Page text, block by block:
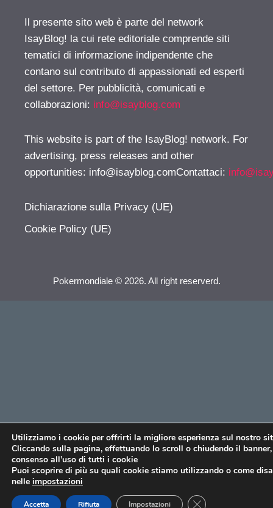
Il presente sito web è parte del network
IsayBlog! la cui rete editoriale comprende siti
tematici di informazione indipendente che
contano sul contributo di appassionati ed esperti
del settore. Per pubblicità, comunicati e
collaborazioni: info@isayblog.com
This website is part of the IsayBlog! network. For
advertising, press releases and other
opportunities: info@isayblog.comContattaci:
Dichiarazione sulla Privacy (UE)
Cookie Policy (UE)
Pokermondiale © 2026. All right reserverd.
Utilizziamo i cookie per offrirti la migliore esperienza sul nostro
Cliccando sulla pagina, effettuando lo scroll o chiudendo il
consenso all’uso di tutti i cookie
Puoi scoprire di più su quali cookie stiamo utilizzando o come
nelle impostazioni
Accetta Rifiuta Impostazioni CLOSE GDPR